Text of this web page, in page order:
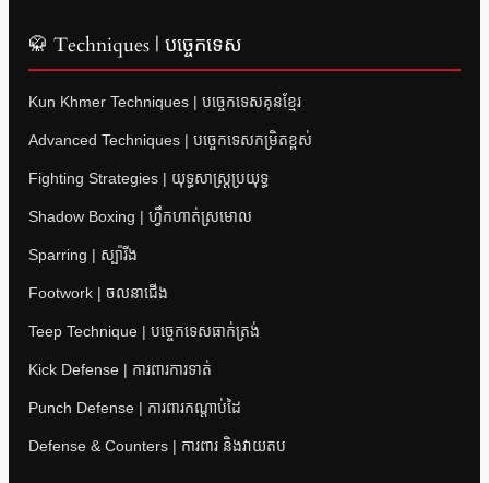
🥋 Techniques | បច្ចេកទេស
Kun Khmer Techniques | បច្ចេកទេសគុនខ្មែរ
Advanced Techniques | បច្ចេកទេសកម្រិតខ្ពស់
Fighting Strategies | យុទ្ធសាស្ត្រប្រយុទ្ធ
Shadow Boxing | ហ្វឹកហាត់ស្រមោល
Sparring | ស្ប៉ារីង
Footwork | ចលនាជើង
Teep Technique | បច្ចេកទេសធាក់ត្រង់
Kick Defense | ការពារការទាត់
Punch Defense | ការពារកណ្តាប់ដៃ
Defense & Counters | ការពារ និងវាយតប